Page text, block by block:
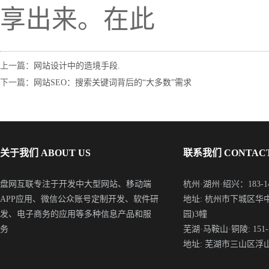
享出来。在此
上一篇：
网站设计中的造境手段.
下一篇：
网站SEO：搜索关键词背后的“大多数”需求
关于我们 ABOUT US
盘网互联专注于开发中大型网站、移动端
APP应用、微信公众账号定制开发、软件研
发、电子商务的应用等多种信息产品和服
务
联系我们
杭州·湖州·绍兴：183-
地址: 杭州市下城区华
园)3幢
芜湖·马鞍山·铜陵:
地址: 芜湖市三山区浮